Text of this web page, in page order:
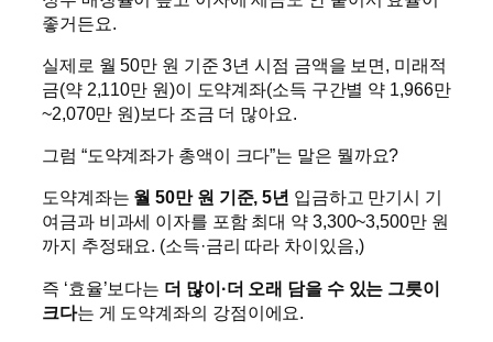
좋거든요.
실제로 월 50만 원 기준 3년 시점 금액을 보면, 미래적
금(약 2,110만 원)이 도약계좌(소득 구간별 약 1,966만
~2,070만 원)보다 조금 더 많아요.
그럼 “도약계좌가 총액이 크다”는 말은 뭘까요?
도약계좌는 월 50만 원 기준, 5년 입금하고 만기시 기
여금과 비과세 이자를 포함 최대 약 3,300~3,500만 원
까지 추정돼요. (소득·금리 따라 차이있음,)
즉 ‘효율’보다는 더 많이·더 오래 담을 수 있는 그릇이
크다는 게 도약계좌의 강점이에요.